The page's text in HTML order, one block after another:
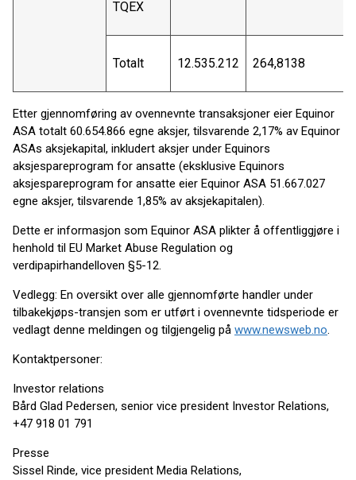
TQEX
Totalt 12.535.212 264,8138
Etter gjennomføring av ovennevnte transaksjoner eier Equinor
ASA totalt 60.654.866 egne aksjer, tilsvarende 2,17% av Equinor
ASAs aksjekapital, inkludert aksjer under Equinors
aksjespareprogram for ansatte (eksklusive Equinors
aksjespareprogram for ansatte eier Equinor ASA 51.667.027
egne aksjer, tilsvarende 1,85% av aksjekapitalen).
Dette er informasjon som Equinor ASA plikter å offentliggjøre i
henhold til EU Market Abuse Regulation og
verdipapirhandelloven §5-12.
Vedlegg: En oversikt over alle gjennomførte handler under
tilbakekjøps-transjen som er utført i ovennevnte tidsperiode er
vedlagt denne meldingen og tilgjengelig på www.newsweb.no.
Kontaktpersoner:
Investor relations
Bård Glad Pedersen, senior vice president Investor Relations,
+47 918 01 791
Presse
Sissel Rinde, vice president Media Relations,